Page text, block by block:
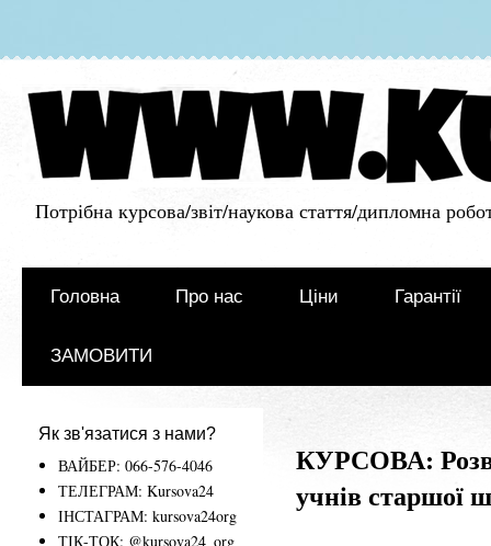
Потрібна курсова/звіт/наукова стаття/дипломна
Головна Про нас Ціни Гарантії
ЗАМОВИТИ
КУРСОВА:
учнів старшої
Як зв'язатися з нами?
ВАЙБЕР: 066-576-4046
ТЕЛЕГРАМ: Kursova24
ІНСТАГРАМ: kursova24org
ТІК-ТОК: @kursova24_org